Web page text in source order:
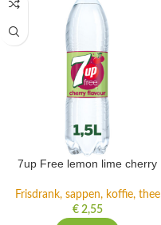
7up Free lemon lime cherry
Frisdrank, sappen, koffie, thee
€2,55